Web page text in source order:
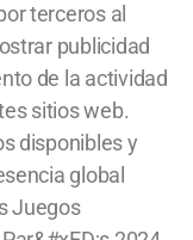
terceros al
publicidad
de la actividad
sitios web.
disponibles y
global
Juegos